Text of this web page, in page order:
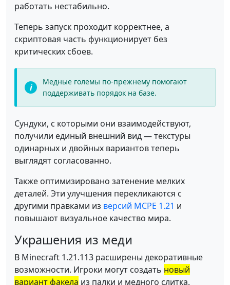
работать нестабильно.
Теперь запуск проходит корректнее, а
скриптовая часть функционирует без
критических сбоев.
Медные големы по-прежнему помогают
поддерживать порядок на базе.
Сундуки, с которыми они взаимодействуют,
получили единый внешний вид — текстуры
одинарных и двойных вариантов теперь
выглядят согласованно.
Также оптимизировано затенение мелких
деталей. Эти улучшения перекликаются с
другими правками из версий MCPE 1.21 и
повышают визуальное качество мира.
Украшения из меди
В Minecraft 1.21.113 расширены декоративные
возможности. Игроки могут создать новый
вариант факела из палки и медного слитка.